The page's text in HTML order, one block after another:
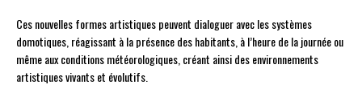
Ces nouvelles formes artistiques peuvent dialoguer avec les systèmes
domotiques, réagissant à la présence des habitants, à l’heure de la journée ou
même aux conditions météorologiques, créant ainsi des environnements
artistiques vivants et évolutifs.